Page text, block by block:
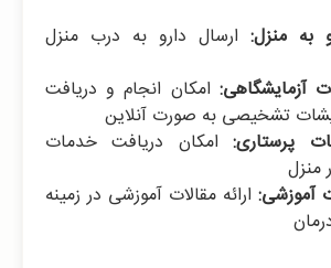
به منزل: ارسال دارو به درب منزل
آزمایشگاهی: امکان انجام و دریافت
تشخیصی به صورت آنلاین
پرستاری:امکان دریافت خدمات
منزل
آموزشی: ارائه مقالات آموزشی در زمینه